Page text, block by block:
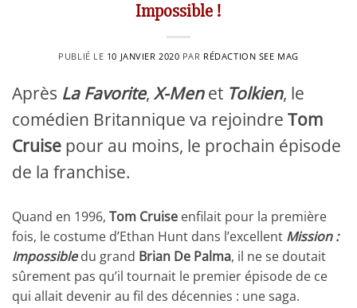
Impossible !
PUBLIÉ LE 10 JANVIER 2020 PAR RÉDACTION SEE MAG
Après La Favorite, X-Menet Tolkien, le
comédien Britannique va rejoindre Tom
Cruise pour au moins, le prochain épisode
de la franchise.
Quand en 1996, Tom Cruise enfilait pour la première
fois, le costume d’Ethan Hunt dans l’excellent Mission :
Impossibledu grand Brian De Palma, il ne se doutait
sûrement pas qu’il tournait le premier épisode de ce
qui allait devenir au fil des décennies : une saga.